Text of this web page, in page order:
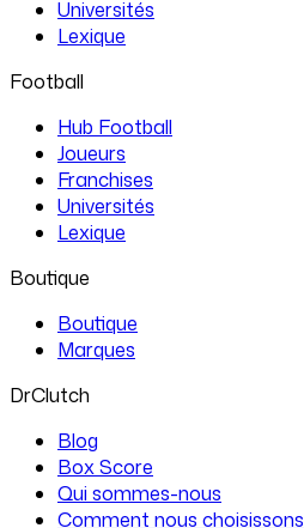
Universités
Lexique
Football
Hub Football
Joueurs
Franchises
Universités
Lexique
Boutique
Boutique
Marques
DrClutch
Blog
Box Score
Qui sommes-nous
Comment nous choisissons